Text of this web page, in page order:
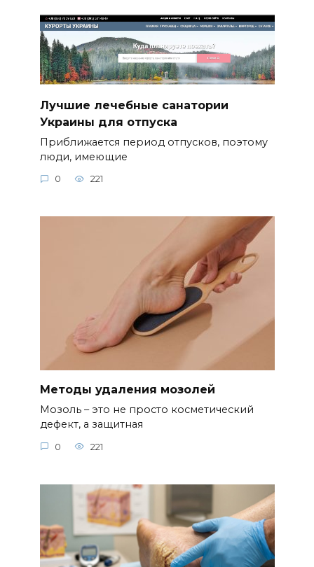
Лучшие лечебные санатории
Украины для отпуска
Приближается период отпусков, поэтому
люди, имеющие
0 221
Методы удаления мозолей
Мозоль – это не просто косметический
дефект, а защитная
0 221